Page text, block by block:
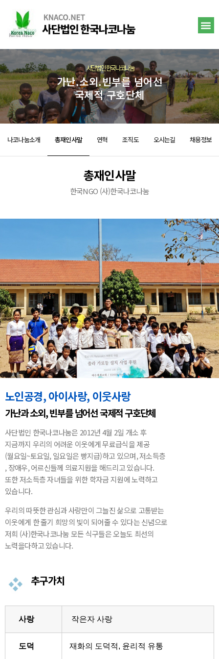
사단법인 한국나코나눔
가난.소외.빈부를 넘어선
국제적 구호단체
나코나눔소개 총재인사말 연혁 조직도 오시는길 채용정보
총재인사말
한국NGO (사)한국나코나눔
노인공경, 아이사랑, 이웃사랑
가난과 소외, 빈부를 넘어선 국제적 구호단체
사단법인 한국나코나눔은 2012년 4월 2일 개소 후
지금까지 우리의 어려운 이웃에게 무료급식을 제공
(월요일~토요일, 일요일은 빵지급)하고 있으며, 저소득층
, 장애우, 어르신들께 의료지원을 해드리고 있습니다.
또한 저소득층 자녀들을 위한 학자금 지원에 노력하고
있습니다.
우리의 따뜻한 관심과 사랑만이 그늘진 삶으로 고통받는
이웃에게 한 줄기 희망의 빛이 되어줄 수 있다는 신념으로
저희 (사)한국나코나눔 모든 식구들은 오늘도 최선의
노력을다하고 있습니다.
추구가치
사랑 작은자 사랑
도덕 재화의 도덕적, 윤리적 유통